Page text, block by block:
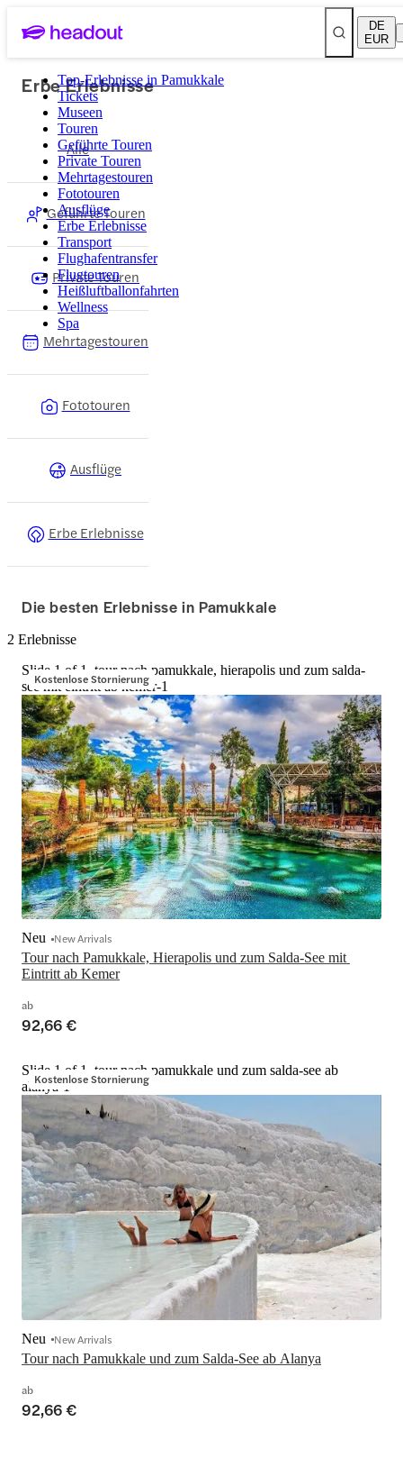
DE
EUR
Top-Erlebnisse in Pamukkale
Tickets
Museen
Touren
Geführte Touren
Private Touren
Mehrtagestouren
Fototouren
Ausflüge
Erbe Erlebnisse
Transport
Flughafentransfer
Flugtouren
Heißluftballonfahrten
Wellness
Spa
Erbe Erlebnisse
Alle
Geführte Touren
Private Touren
Mehrtagestouren
Fototouren
Ausflüge
Erbe Erlebnisse
Die besten Erlebnisse in Pamukkale
2 Erlebnisse
Kostenlose Stornierung
Slide 1 of 1, tour nach pamukkale, hierapolis und zum salda-
see mit eintritt ab kemer-1
Tour nach Pamukkale, Hierapolis und zum Salda-See mit
Eintritt ab Kemer
Neu New Arrivals
ab
92,66 €
Kostenlose Stornierung
Slide 1 of 1, tour nach pamukkale und zum salda-see ab
alanya-1
Tour nach Pamukkale und zum Salda-See ab Alanya
Neu New Arrivals
ab
92,66 €